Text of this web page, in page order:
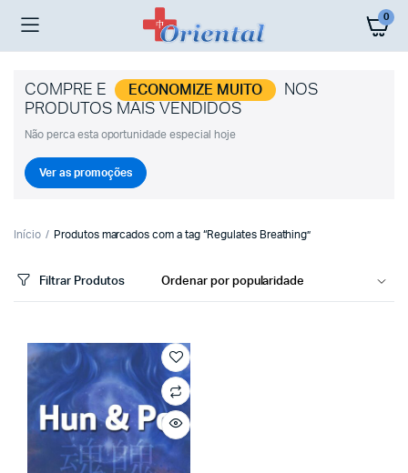
0
COMPRE E ECONOMIZE MUITO
NOS
PRODUTOS MAIS VENDIDOS
Não perca esta oportunidade especial hoje
Ver as promoções
Início Produtos marcados com a tag “Regulates Breathing”
Filtrar Produtos